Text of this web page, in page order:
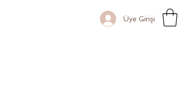
Üye Girişi